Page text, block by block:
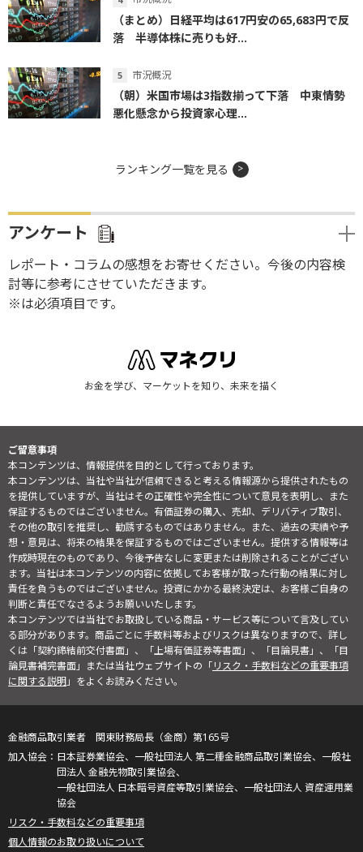
（まとめ）日経平均は617円安の65,683円で反
落 半導体株に売りも好...
市況概況
（朝）米国市場は3指数揃って下落 中東情勢
悪化懸念から投資家心理...
ランキング一覧を見る
アンケート
レポート・コラムの感想をお寄せください。今後の内容検
討等に参考にさせていただきます。
※は必須項目です。
お金を学び、マーケットを知り、未来を描く
ご留意事項
本コンテンツは、情報提供を目的として行っております。
本コンテンツは、当社や当社が信頼できると考える情報源から提供されたもの
を提供していますが、当社はその正確性や完全性について意見を表明し、また
保証するものではございません。有価証券の購入、売却、デリバティブ取引、
その他の取引を推奨し、勧誘するものではありません。また、過去の実績や予
想・意見は、将来の結果を保証するものではございません。提供する情報等は
作成時現在のものであり、今後予告なしに変更または削除されることがござい
ます。当社は本コンテンツの内容に依拠してお客様が取った行動の結果に対し
責任を負うものではございません。投資にかかる最終決定は、お客様ご自身の
判断と責任でなさるようお願いいたします。
本コンテンツでは当社でお取扱している商品・サービス等について言及してい
る部分があります。商品ごとに手数料等およびリスクは異なりますので、詳し
くは「契約締結前交付書面」、「上場有価証券等書面」、「目論見書」、「目
論見書補完書面」または当社ウェブサイトの「リスク・手数料などの重要事項
に関する説明」をよくお読みください。
金融商品取引業者 関東財務局長（金商）第165号
日本証券業協会、一般社団法人 第二種金融商品取引業協会、一般社
団法人 金融先物取引業協会、
一般社団法人 日本暗号資産等取引業協会、一般社団法人 資産運用業
協会
リスク・手数料などの重要事項
個人情報のお取り扱いについて